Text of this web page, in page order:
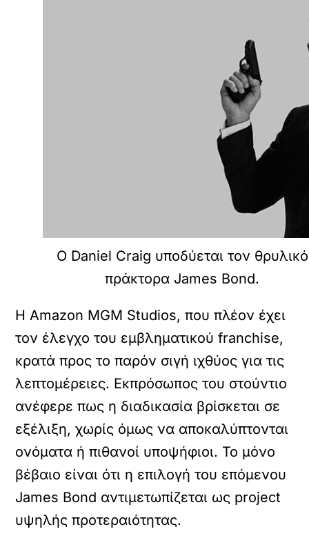
Ο Daniel Craig υποδύεται τον θρυλικό
πράκτορα James Bond.
Η Amazon MGM Studios, που πλέον έχει
τον έλεγχο του εμβληματικού franchise,
κρατά προς το παρόν σιγή ιχθύος για τις
λεπτομέρειες. Εκπρόσωπος του στούντιο
ανέφερε πως η διαδικασία βρίσκεται σε
εξέλιξη, χωρίς όμως να αποκαλύπτονται
ονόματα ή πιθανοί υποψήφιοι. Το μόνο
βέβαιο είναι ότι η επιλογή του επόμενου
James Bond αντιμετωπίζεται ως project
υψηλής προτεραιότητας.